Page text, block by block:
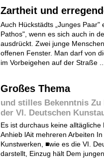
Zartheit und
Auch Hückstädts „Junges Paar"
Pathos", wenn es sich auch in
ausdrückt. Zwei junge
offenen Fenster. Man darf von
im Vorbeigehen auf der Straße ...
Großes Thema
und stilles Bekenntnis
der VI. Deutschen
Es ist durchaus keine
Anhieb lAit mehreren Arbeiten
Kunstwerken, ■wie es die VI.
darstellt, Einzug hält Dem